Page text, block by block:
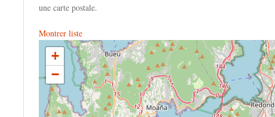
une carte postale.
Montrer liste
+
−